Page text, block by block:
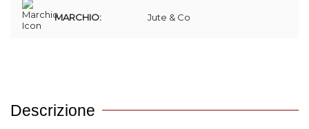
MARCHIO: Jute & Co
Descrizione